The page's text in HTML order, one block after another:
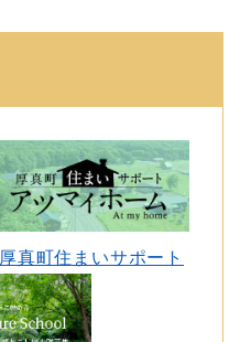
厚真町住まいサポート